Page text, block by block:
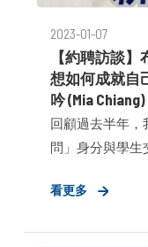
2023-01-07
【約聘訪談
想如何成就自
吟 (Mia Chiang)
回顧過去半年，
問」身分與學生
到底在做什麼？
看更多